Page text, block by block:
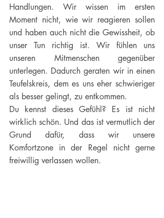
Handlungen. Wir wissen im ersten
Moment nicht, wie wir reagieren sollen
und haben auch nicht die Gewissheit, ob
unser Tun richtig ist. Wir fühlen uns
unseren Mitmenschen gegenüber
unterlegen. Dadurch geraten wir in einen
Teufelskreis, dem es uns eher schwieriger
als besser gelingt, zu entkommen.
Du kennst dieses Gefühl? Es ist nicht
wirklich schön. Und das ist vermutlich der
Grund dafür, dass wir unsere
Komfortzone in der Regel nicht gerne
freiwillig verlassen wollen.